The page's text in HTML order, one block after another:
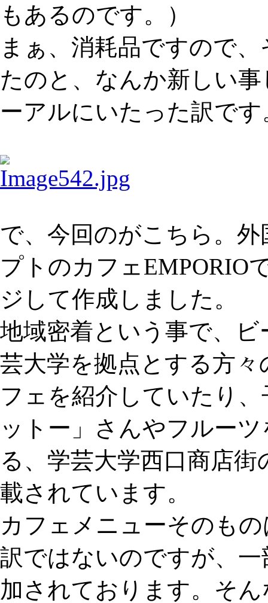
もあるのです。）
まぁ、消耗品ですので
たのと、なんか新しい
ーアルにいたった訳です
で、今回のがこちら。
プトのカフェEMPORIO
ジして作成しました。
地域密着という事で、
芸大学を拠点とする方
フェを紹介していたり
ットー」さんやフルー
る、学芸大学西口商店
載されています。
カフェメニューそのも
訳ではないのですが、
加されております。そ